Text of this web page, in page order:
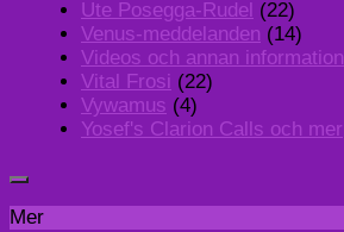
Ute Posegga-Rudel (22)
Venus-meddelanden (14)
Videos och annan information
Vital Frosi (22)
Vywamus (4)
Yosef's Clarion Calls och mer
Mer